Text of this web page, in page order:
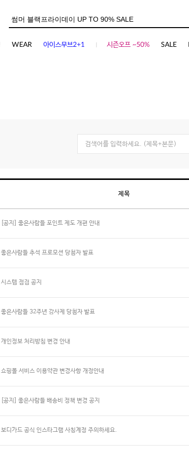
WEAR 아이스무브2+1 시즌오프 ~50% SALE
제목
[공지] 좋은사람들 포인트 제도 개편 안내
좋은사람들 추석 프로모션 당첨자 발표
시스템 점검 공지
좋은사람들 32주년 감사제 당첨자 발표
개인정보 처리방침 변경 안내
쇼핑몰 서비스 이용약관 변경사항 개정안내
[공지] 좋은사람들 배송비 정책 변경 공지
보디가드 공식 인스타그램 사칭계정 주의하세요.